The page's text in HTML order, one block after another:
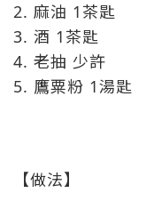
2. 麻油 1茶匙
3. 酒 1茶匙
4. 老抽 少許
5. 鷹粟粉 1湯匙
【做法】